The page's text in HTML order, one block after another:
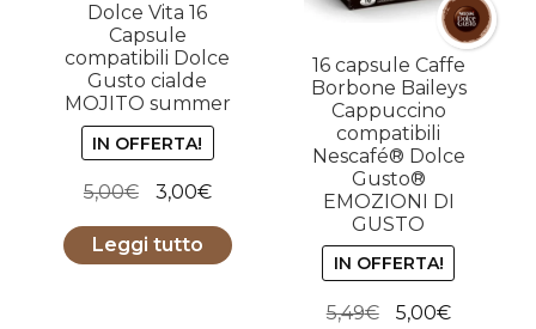
Dolce Vita 16
Capsule
compatibili Dolce
Gusto cialde
MOJITO summer
IN OFFERTA!
5,00€
prezzo
originale
3,00€Il
prezzo
attuale
Leggi tutto
16 capsule Caffe
Borbone Baileys
Cappuccino
compatibili
Nescafé® Dolce
Gusto®
EMOZIONI DI
GUSTO
IN OFFERTA!
5,49€ 5,00€Il